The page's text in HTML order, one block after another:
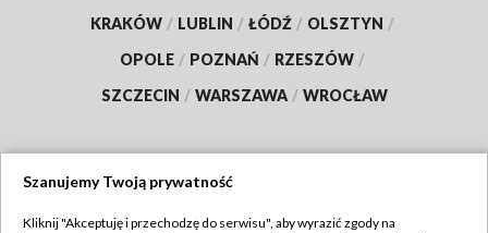
KRAKÓW / LUBLIN / ŁÓDŹ / OLSZTYN /
OPOLE / POZNAŃ / RZESZÓW /
SZCZECIN / WARSZAWA / WROCŁAW
Szanujemy Twoją prywatność
Kliknij "Akceptuję i przechodzę do serwisu", aby wyrazić zgody na